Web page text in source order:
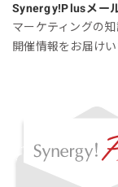
Synergy!Plusメー
マーケティングの
開催情報をお届けい